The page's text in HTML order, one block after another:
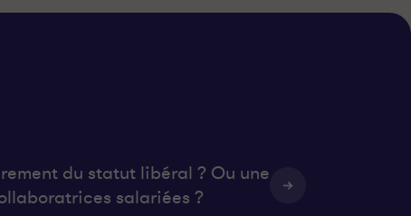
du statut libéral ? Ou une
salariées ?